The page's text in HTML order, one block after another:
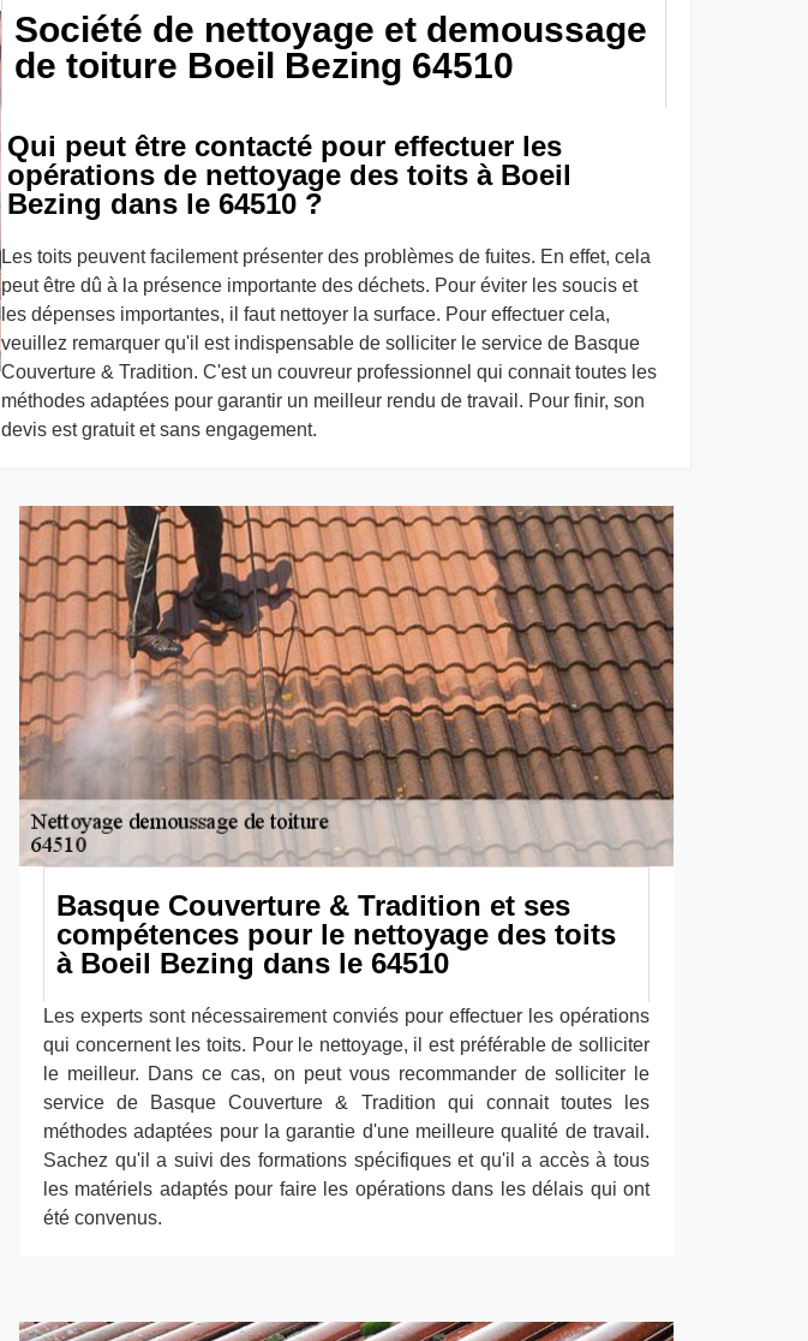
Société de nettoyage et demoussage
de toiture Boeil Bezing 64510
Qui peut être contacté pour effectuer les
opérations de nettoyage des toits à Boeil
Bezing dans le 64510 ?
Les toits peuvent facilement présenter des problèmes de fuites. En effet, cela
peut être dû à la présence importante des déchets. Pour éviter les soucis et
les dépenses importantes, il faut nettoyer la surface. Pour effectuer cela,
veuillez remarquer qu'il est indispensable de solliciter le service de Basque
Couverture & Tradition. C'est un couvreur professionnel qui connait toutes les
méthodes adaptées pour garantir un meilleur rendu de travail. Pour finir, son
devis est gratuit et sans engagement.
Basque Couverture & Tradition et ses
compétences pour le nettoyage des toits
à Boeil Bezing dans le 64510
Les experts sont nécessairement conviés pour effectuer les opérations
qui concernent les toits. Pour le nettoyage, il est préférable de solliciter
le meilleur. Dans ce cas, on peut vous recommander de solliciter le
service de Basque Couverture & Tradition qui connait toutes les
méthodes adaptées pour la garantie d'une meilleure qualité de travail.
Sachez qu'il a suivi des formations spécifiques et qu'il a accès à tous
les matériels adaptés pour faire les opérations dans les délais qui ont
été convenus.